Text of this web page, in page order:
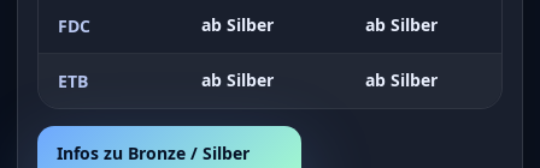
FDC ab Silber ab Silber
ETB ab Silber ab Silber
Infos zu Bronze / Silber